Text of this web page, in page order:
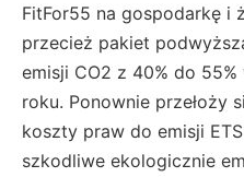
FitFor55 na gospodarkę i
przecież pakiet
emisji CO2 z 40% do
roku. Ponownie przełoży
koszty praw do emisji
szkodliwe ekologicznie